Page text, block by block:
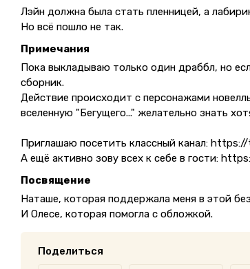
Лэйн должна была стать пленницей, а
Но всё пошло не так.
Примечания
Пока выкладываю только один драббл, но
сборник.
Действие происходит с персонажами
вселенную "Бегущего..." желательно знать
Приглашаю посетить классный канал:
А ещё активно зову всех к себе в гости:
Посвящение
Наташе, которая поддержала меня в этой
И Олесе, которая помогла с обложкой.
Поделиться